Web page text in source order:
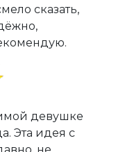
сказать,
девушке
Эта идея с